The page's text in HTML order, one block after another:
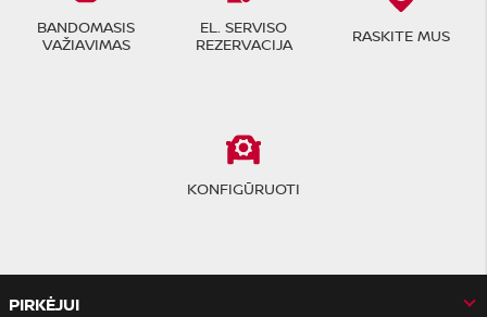
BANDOMASIS
VAŽIAVIMAS
EL. SERVISO
REZERVACIJA
RASKITE MUS
KONFIGŪRUOTI
PIRKĖJUI